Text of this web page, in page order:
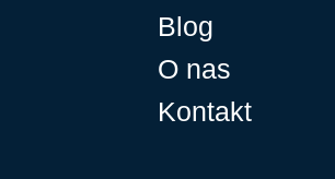
Blog
O nas
Kontakt